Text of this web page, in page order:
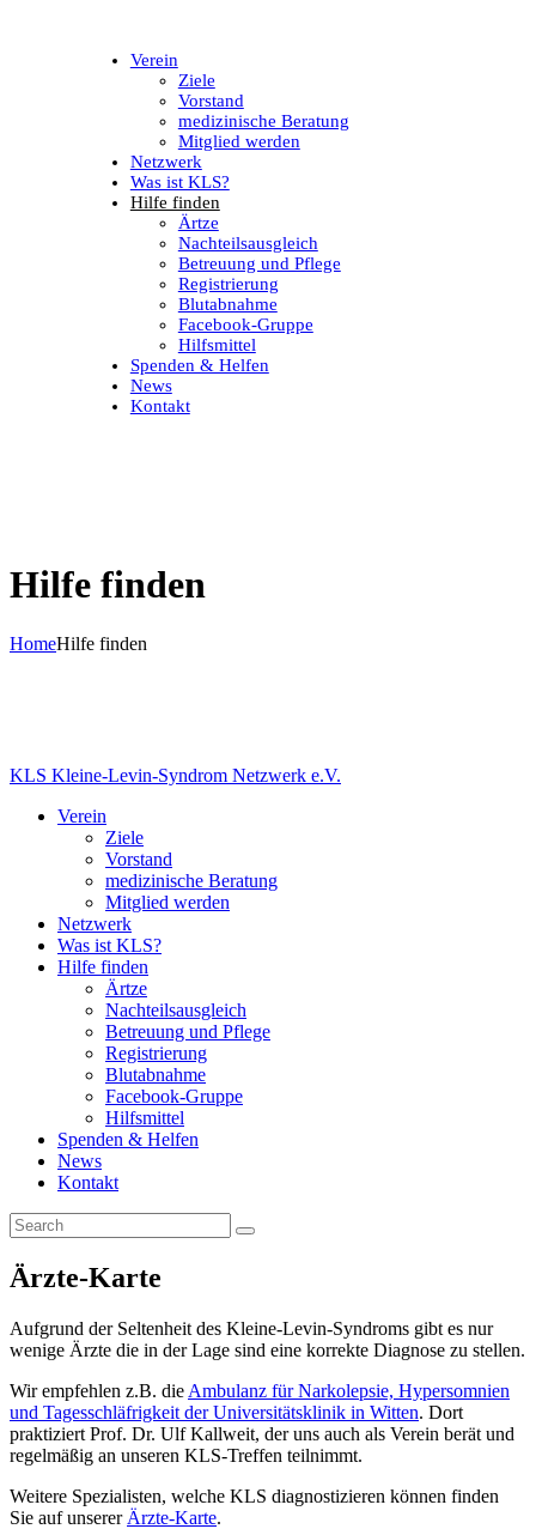
Verein
Ziele
Vorstand
medizinische Beratung
Mitglied werden
Netzwerk
Was ist KLS?
Hilfe finden
Ärtze
Nachteilsausgleich
Betreuung und Pflege
Registrierung
Blutabnahme
Facebook-Gruppe
Hilfsmittel
Spenden & Helfen
News
Kontakt
Hilfe finden
HomeHilfe finden
KLS Kleine-Levin-Syndrom Netzwerk e.V.
Verein
Ziele
Vorstand
medizinische Beratung
Mitglied werden
Netzwerk
Was ist KLS?
Hilfe finden
Ärtze
Nachteilsausgleich
Betreuung und Pflege
Registrierung
Blutabnahme
Facebook-Gruppe
Hilfsmittel
Spenden & Helfen
News
Kontakt
Ärzte-Karte
Aufgrund der Seltenheit des Kleine-Levin-Syndroms gibt es nur
wenige Ärzte die in der Lage sind eine korrekte Diagnose zu stellen.
Wir empfehlen z.B. die Ambulanz für Narkolepsie, Hypersomnien
und Tagesschläfrigkeit der Universitätsklinik in Witten. Dort
praktiziert Prof. Dr. Ulf Kallweit, der uns auch als Verein berät und
regelmäßig an unseren KLS-Treffen teilnimmt.
Weitere Spezialisten, welche KLS diagnostizieren können finden
Sie auf unserer Ärzte-Karte.